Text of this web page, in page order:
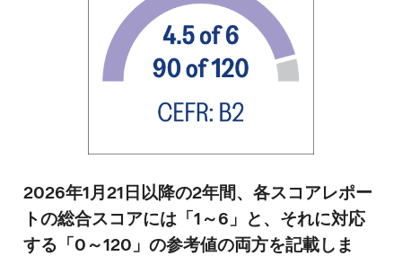
2026年1月21日以降の2年間、各スコアレポー
トの総合スコアには「1～6」と、それに対応
する「0～120」の参考値の両方を記載しま